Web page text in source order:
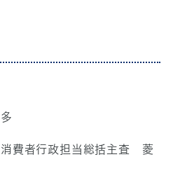
費者行政担当総括主査 菱